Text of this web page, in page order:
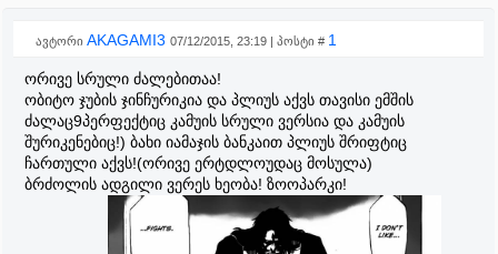
ავტორი AKAGAMI3 07/12/2015, 23:19 | პოსტი # 1
ორივე სრული ძალებითაა!
ობიტო ჯუბის ჯინჩურიკია და პლიუს აქვს თავისი ემშის
ძალაც9პერფექტიც კამუის სრული ვერსია და კამუის
შურიკენებიც!) ბახი იამაჯის ბანკაით პლიუს შრიფტიც
ჩართული აქვს!(ორივე ერტდლოუდაც მოსულა)
ბრძოლის ადგილი ვერეს ხეობა! ზოოპარკი!